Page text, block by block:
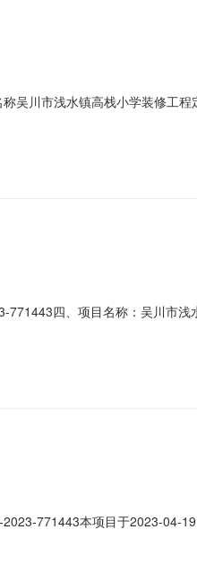
吴川市浅水镇高栈小学装修工程
13380900338六、合同主要信息
771443四、项目名称：吴川市浅
号（或服务要求）：详见合同主
771443本项目于2023-04-
暂列金额(元)：0承包范围：包